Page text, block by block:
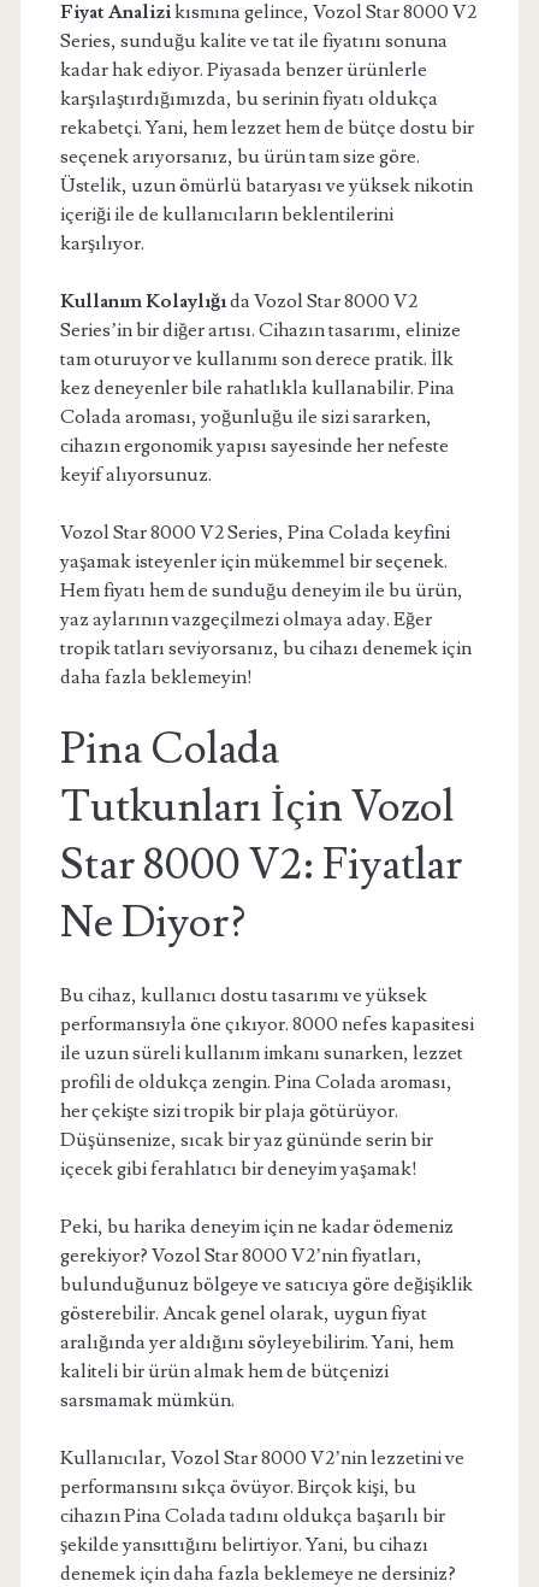
Fiyat Analizikısmına gelince, Vozol Star 8000 V2
Series, sunduğu kalite ve tat ile fiyatını sonuna
kadar hak ediyor. Piyasada benzer ürünlerle
karşılaştırdığımızda, bu serinin fiyatı oldukça
rekabetçi. Yani, hem lezzet hem de bütçe dostu bir
seçenek arıyorsanız, bu ürün tam size göre.
Üstelik, uzun ömürlü bataryası ve yüksek nikotin
içeriği ile de kullanıcıların beklentilerini
karşılıyor.
Kullanım Kolaylığıda Vozol Star 8000 V2
Series’in bir diğer artısı. Cihazın tasarımı, elinize
tam oturuyor ve kullanımı son derece pratik. İlk
kez deneyenler bile rahatlıkla kullanabilir. Pina
Colada aroması, yoğunluğu ile sizi sararken,
cihazın ergonomik yapısı sayesinde her nefeste
keyif alıyorsunuz.
Vozol Star 8000 V2 Series, Pina Colada keyfini
yaşamak isteyenler için mükemmel bir seçenek.
Hem fiyatı hem de sunduğu deneyim ile bu ürün,
yaz aylarının vazgeçilmezi olmaya aday. Eğer
tropik tatları seviyorsanız, bu cihazı denemek için
daha fazla beklemeyin!
Pina Colada
Tutkunları İçin Vozol
Star 8000 V2: Fiyatlar
Ne Diyor?
Bu cihaz, kullanıcı dostu tasarımı ve yüksek
performansıyla öne çıkıyor. 8000 nefes kapasitesi
ile uzun süreli kullanım imkanı sunarken, lezzet
profili de oldukça zengin. Pina Colada aroması,
her çekişte sizi tropik bir plaja götürüyor.
Düşünsenize, sıcak bir yaz gününde serin bir
içecek gibi ferahlatıcı bir deneyim yaşamak!
Peki, bu harika deneyim için ne kadar ödemeniz
gerekiyor? Vozol Star 8000 V2’nin fiyatları,
bulunduğunuz bölgeye ve satıcıya göre değişiklik
gösterebilir. Ancak genel olarak, uygun fiyat
aralığında yer aldığını söyleyebilirim. Yani, hem
kaliteli bir ürün almak hem de bütçenizi
sarsmamak mümkün.
Kullanıcılar, Vozol Star 8000 V2’nin lezzetini ve
performansını sıkça övüyor. Birçok kişi, bu
cihazın Pina Colada tadını oldukça başarılı bir
şekilde yansıttığını belirtiyor. Yani, bu cihazı
denemek için daha fazla beklemeye ne dersiniz?